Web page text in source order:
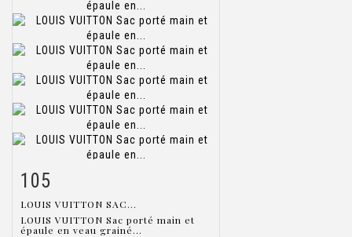
Item detail
105
LOUIS VUITTON SAC...
LOUIS VUITTON Sac porté main et
épaule en veau grainé...